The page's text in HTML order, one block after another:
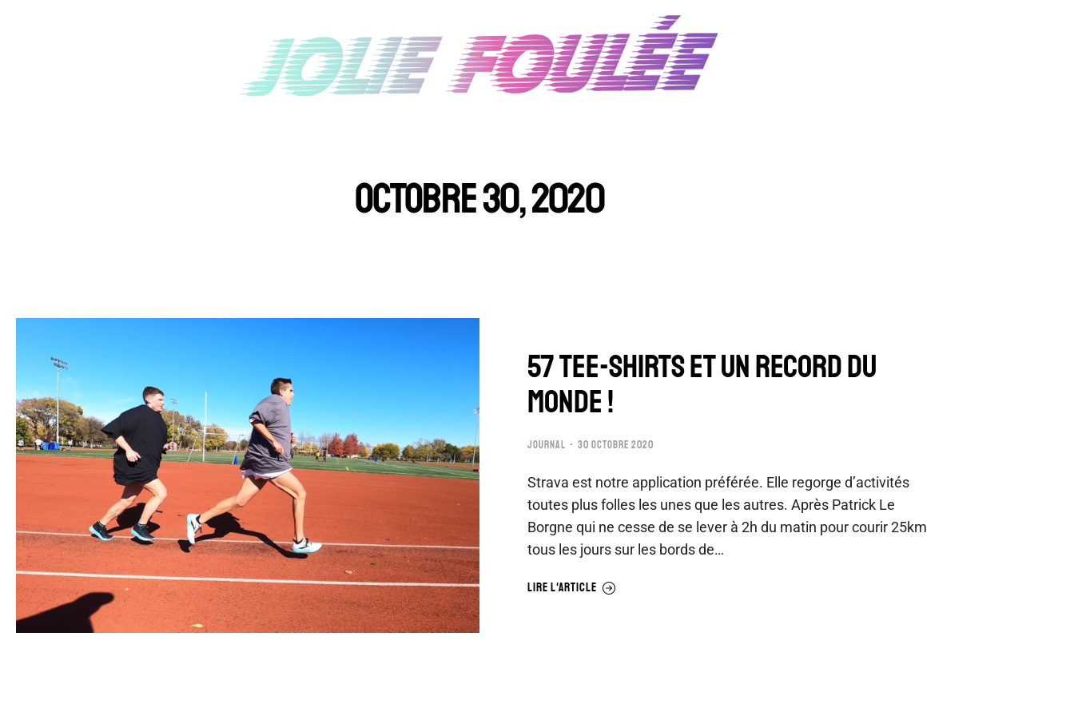
OCTOBRE 30, 2020
57 TEE-SHIRTS ET UN RECORD DU
MONDE !
JOURNAL 30 OCTOBRE 2020
Strava est notre application préférée. Elle regorge d’activités
toutes plus folles les unes que les autres. Après Patrick Le
Borgne qui ne cesse de se lever à 2h du matin pour courir 25km
tous les jours sur les bords de…
LIRE L'ARTICLE